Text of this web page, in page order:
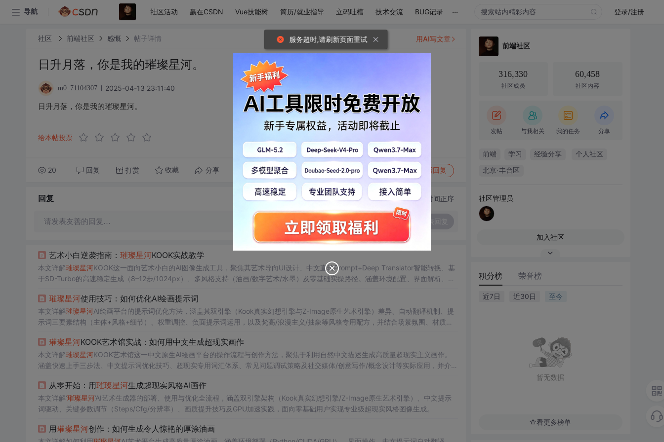
导航 社区活动 赢在CSDN Vue技能树 简历/就业指导 立码吐槽 技术交流 BUG记录 ... 登录/注册
社区 前端社区 感慨 帖子详情
日升月落，你是我的璀璨星河。
m0_71104307 2025-04-13 23:11:40
日升月落，你是我的璀璨星河。
给本帖投票
20 回复 打赏 收藏 分享 转发到动态 举报 写回复
用AI写文章
回复 切换为时间正序
请发表友善的回复…
艺术小白逆袭指南： 璀璨星河KOOK实战教学
本文详解璀璨星河KOOK这一面向艺术小白的AI图像生成工具，聚焦其艺术导向UI设计、中文直输Prompt+Deep Translator智能转换、基
于SD-Turbo的高速稳定生成（8–12步/1024px）、多风格支持（油画/数字艺术/水墨）及零基础实操路径。涵盖环境配置、界面解析、高
璀璨星河使用技巧：如何优化AI绘画提示词
本文详解璀璨星河AI绘画平台的提示词优化方法，涵盖其双引擎（Kook真实幻想引擎与Z-Image原生艺术引擎）差异、自动翻译机制、提
示词三要素结构（主体+风格+细节）、权重调控、负面提示词运用，以及梵高/浪漫主义/抽象等风格专用配方，并结合场景氛围、材质纹
璀璨星河KOOK艺术馆实战：如何用中文生成超现实画作
本文详解璀璨星河KOOK艺术馆这一中文原生AI绘画平台的操作流程与创作方法，聚焦于利用自然中文描述生成高质量超现实主义画作。
涵盖快速上手三步法、中文提示词优化技巧、超现实专用词汇体系、常见问题调试策略及社交媒体/创意写作/概念设计等实际应用，并介绍
从零开始：用璀璨星河生成超现实风格AI画作
本文详解‘璀璨星河’AI艺术生成器的部署、使用与优化全流程，涵盖双引擎架构（Kook真实幻想引擎/Z-Image原生艺术引擎）、中文提示
词驱动、关键参数调节（Steps/Cfg/分辨率）、画质提升技巧及GPU加速实践，面向零基础用户实现专业级超现实风格图像生成。
用璀璨星河创作：如何生成令人惊艳的厚涂油画
前端社区
316,330
社区成员
60,458
社区内容
发帖 与我相关 我的任务 分享
前端 学习 经验分享 个人社区
北京·丰台区
社区管理员
加入社区
积分榜 荣誉榜
近7日 近30日 至今
暂无数据
查看更多榜单
服务超时,请刷新页面重试